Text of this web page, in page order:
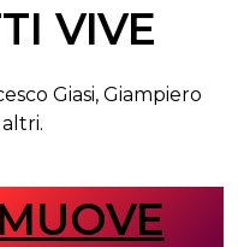
VIVE
Giasi, Giampiero